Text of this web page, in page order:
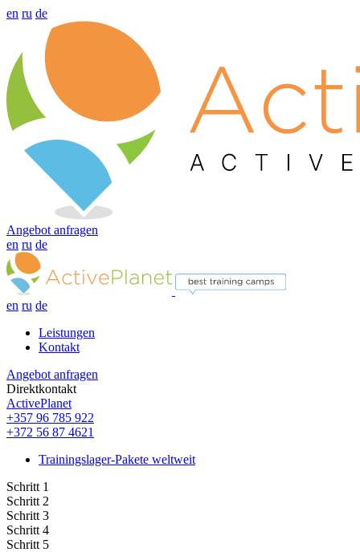
en ru de
Angebot anfragen
en ru de
en ru de
Leistungen
Kontakt
Angebot anfragen
Direktkontakt
ActivePlanet
+357 96 785 922
+372 56 87 4621
Trainingslager-Pakete weltweit
Schritt 1
Schritt 2
Schritt 3
Schritt 4
Schritt 5